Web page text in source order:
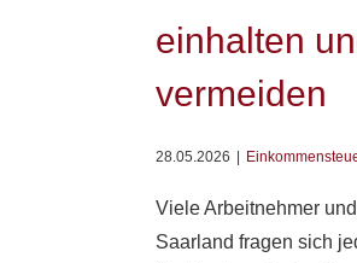
einhalten
vermeiden
28.05.2026 |
Viele Arbeitnehmer
Saarland fragen sich